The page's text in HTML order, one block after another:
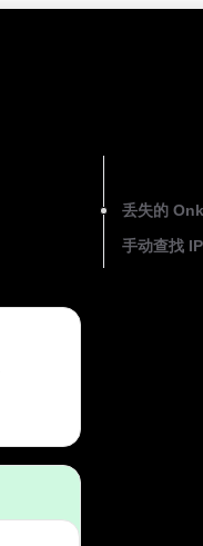
丢失的
手动查找